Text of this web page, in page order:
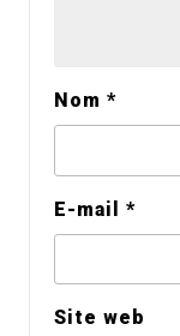
Nom *
E-mail *
Site web